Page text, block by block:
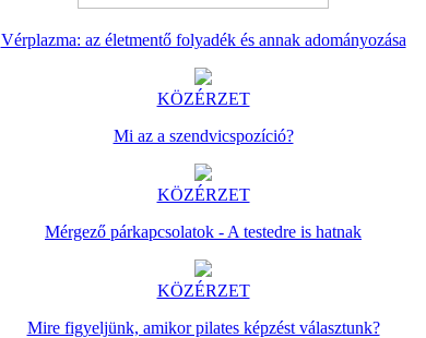
Vérplazma: az életmentő folyadék és annak adományozása
KÖZÉRZET
Mi az a szendvicspozíció?
KÖZÉRZET
Mérgező párkapcsolatok - A testedre is hatnak
KÖZÉRZET
Mire figyeljünk, amikor pilates képzést választunk?